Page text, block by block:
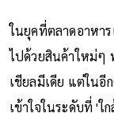
ในยุคที่ตลาดอาหาร
ไปด้วยสินค้าใหม่ๆ
เชียลมีเดีย แต่ในอี
เข้าใจในระดับที่ 'ใ